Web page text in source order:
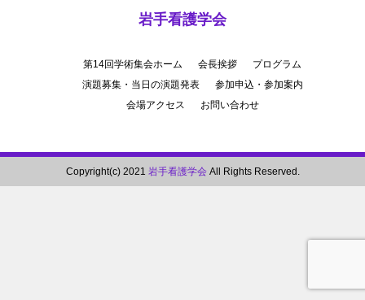
岩手看護学会
第14回学術集会ホーム 会長挨拶
プログラム
演題募集・当日の演題発表
参加申込・参加案内
会場アクセス
お問い合わせ
Copyright(c) 2021 岩手看護学会All Rights Reserved.